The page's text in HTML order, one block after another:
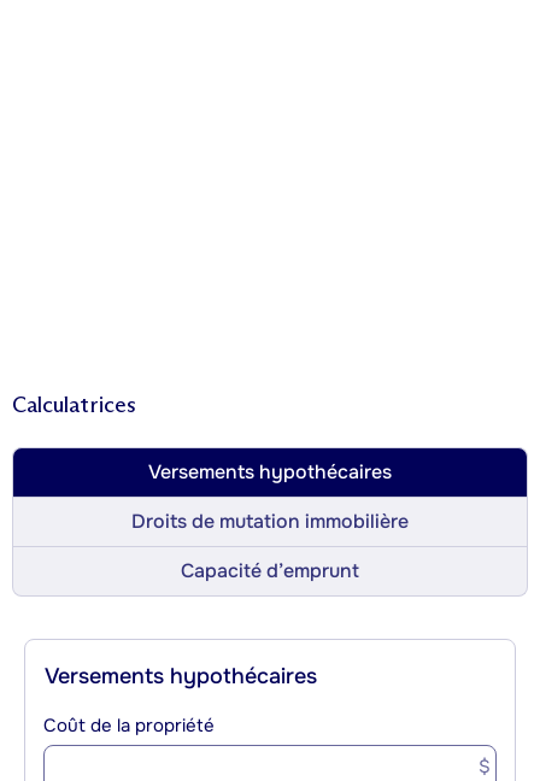
Calculatrices
Versements hypothécaires
Droits de mutation immobilière
Capacité d’emprunt
Versements hypothécaires
Coût de la propriété
$